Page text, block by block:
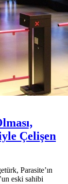
Çelişen
Parasite’ın
eski sahibi